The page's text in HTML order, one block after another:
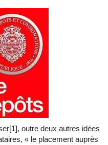
outre deux autres idées
« le placement auprès